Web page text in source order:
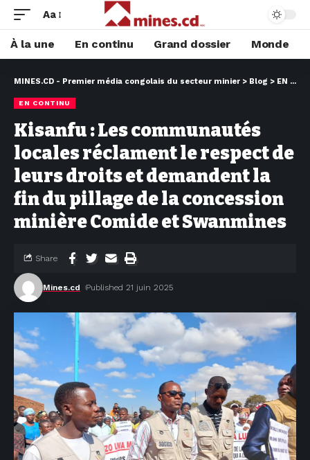
Aa
À la une En continu Grand dossier Monde
MINES.CD - Premier média congolais du secteur minier > Blog > EN CONTINU
EN CONTINU
Kisanfu : Les communautés
locales réclament le respect de
leurs droits et demandent la
fin du pillage de la concession
minière Comide et Swanmines
Mines.cd Published 21 juin 2025
Share